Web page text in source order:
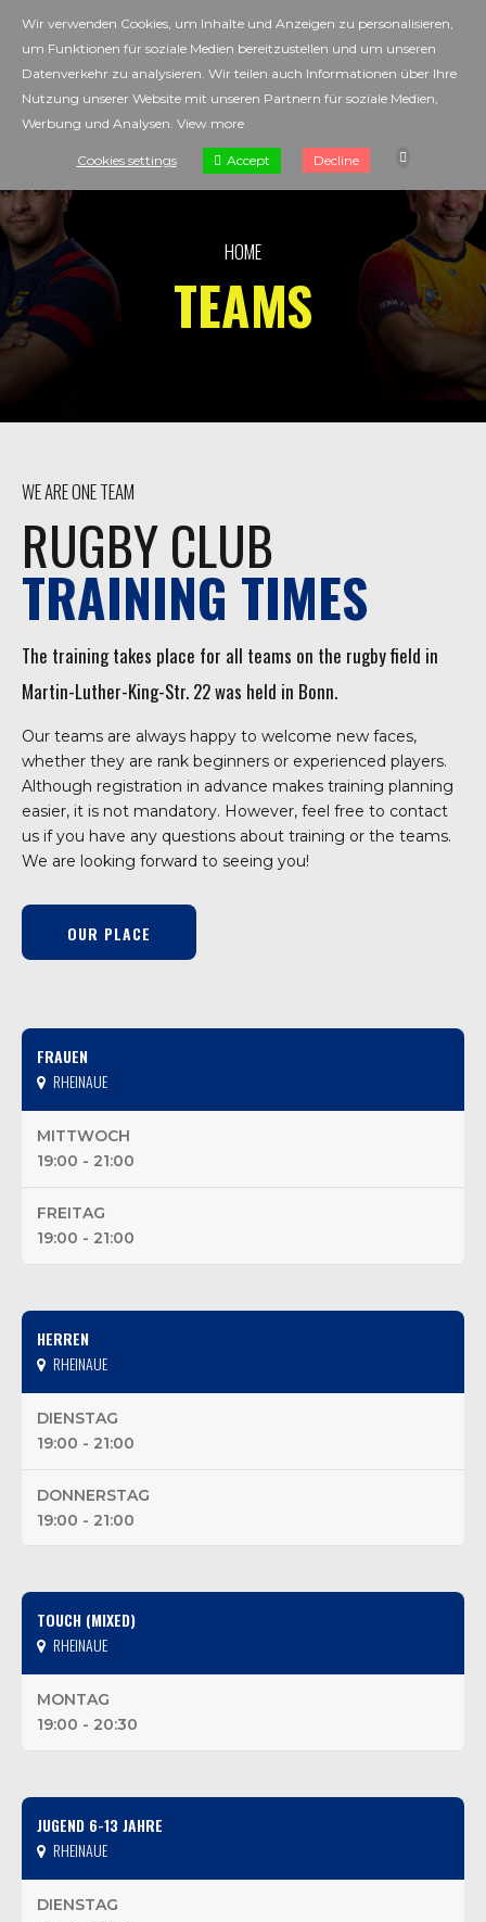
HOME
TEAMS
WE ARE ONE TEAM
RUGBY CLUB
TRAINING TIMES
The training takes place for all teams on the rugby field in
Martin-Luther-King-Str. 22 was held in Bonn.
Our teams are always happy to welcome new faces,
whether they are rank beginners or experienced players.
Although registration in advance makes training planning
easier, it is not mandatory. However, feel free to contact
us if you have any questions about training or the teams.
We are looking forward to seeing you!
OUR PLACE
FRAUEN
RHEINAUE
MITTWOCH
19:00 - 21:00
FREITAG
19:00 - 21:00
HERREN
RHEINAUE
DIENSTAG
19:00 - 21:00
DONNERSTAG
19:00 - 21:00
TOUCH (MIXED)
RHEINAUE
MONTAG
19:00 - 20:30
JUGEND 6-13 JAHRE
RHEINAUE
DIENSTAG
Wir verwenden Cookies, um Inhalte und Anzeigen zu personalisieren,
um Funktionen für soziale Medien bereitzustellen und um unseren
Datenverkehr zu analysieren. Wir teilen auch Informationen über Ihre
Nutzung unserer Website mit unseren Partnern für soziale Medien,
Werbung und Analysen. View more
Cookies settings Accept Decline